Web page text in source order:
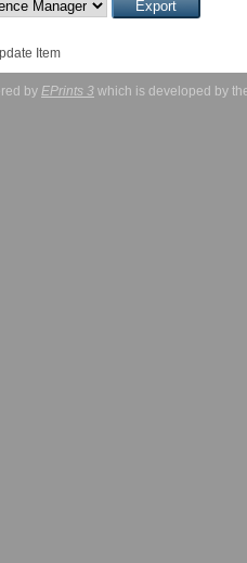
Item
by EPrints 3 which is developed by